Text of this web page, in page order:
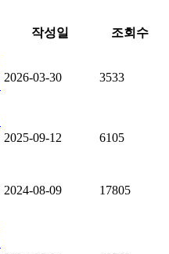
작성일 조회수
2026-03-30 3533
2025-09-12 6105
2024-08-09 17805